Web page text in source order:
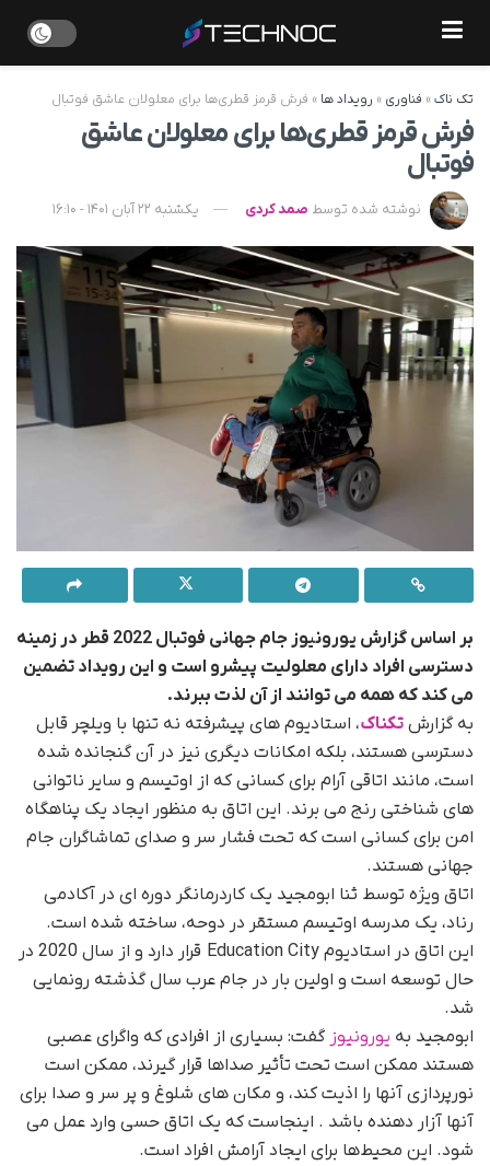
تک ناک» فناوری » رویداد ها » فرش قرمز قطری‌ها برای معلولان عاشق فوتبال
فرش قرمز قطری‌ها برای معلولان عاشق
فوتبال
نوشته شده توسط صمد کردی یکشنبه 22 آبان 1401 - 16:10
بر اساس گزارش یورونیوز جام جهانی فوتبال 2022 قطر در زمینه
دسترسی افراد دارای معلولیت پیشرو است و این رویداد تضمین
می کند که همه می توانند از آن لذت ببرند.
به گزارش تکناک، استادیوم های پیشرفته نه تنها با ویلچر قابل
دسترسی هستند، بلکه امکانات دیگری نیز در آن گنجانده شده
است، مانند اتاقی آرام برای کسانی که از اوتیسم و سایر ناتوانی
های شناختی رنج می برند. این اتاق به منظور ایجاد یک پناهگاه
امن برای کسانی است که تحت فشار سر و صدای تماشاگران جام
جهانی هستند.
اتاق ویژه توسط ثنا ابومجید یک کاردرمانگر دوره ای در آکادمی
رناد، یک مدرسه اوتیسم مستقر در دوحه، ساخته شده است.
این اتاق در استادیوم Education City قرار دارد و از سال 2020 در
حال توسعه است و اولین بار در جام عرب سال گذشته رونمایی
شد.
ابومجید به یورونیوز گفت: بسیاری از افرادی که واگرای عصبی
هستند ممکن است تحت تأثیر صداها قرار گیرند، ممکن است
نورپردازی آنها را اذیت کند، و مکان های شلوغ و پر سر و صدا برای
آنها آزار دهنده باشد . اینجاست که یک اتاق حسی وارد عمل می
شود. این محیط‌ها برای ایجاد آرامش افراد است.